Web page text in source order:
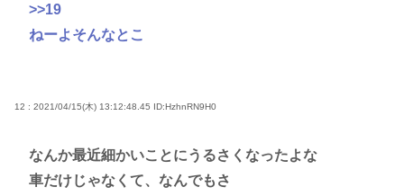
>>19
ねーよそんなとこ
12 : 2021/04/15(木) 13:12:48.45 ID:HzhnRN9H0
なんか最近細かいことにうるさくなったよな
車だけじゃなくて、なんでもさ